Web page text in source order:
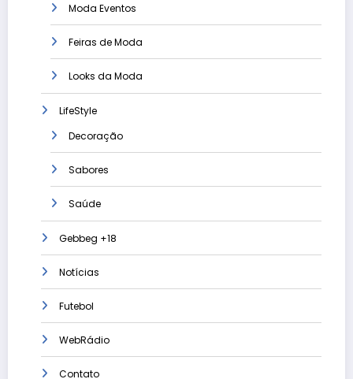
Moda Eventos
Feiras de Moda
Looks da Moda
LifeStyle
Decoração
Sabores
Saúde
Gebbeg +18
Notícias
Futebol
WebRádio
Contato